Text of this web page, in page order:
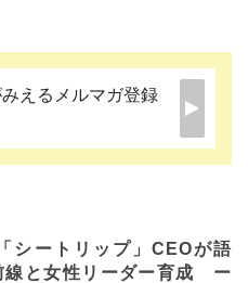
えるメルマガ登録
シートリップ」CEOが語
線と女性リーダー育成 ー